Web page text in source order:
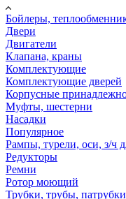
Бойлеры,
Двери
Двигатели
Клапана, краны
Комплектующие
Комплектующие дверей
Корпусные
Муфты, шестерни
Насадки
Популярное
Рампы, турели, оси, з/ч
Редукторы
Ремни
Ротор моющий
Трубки, трубы,